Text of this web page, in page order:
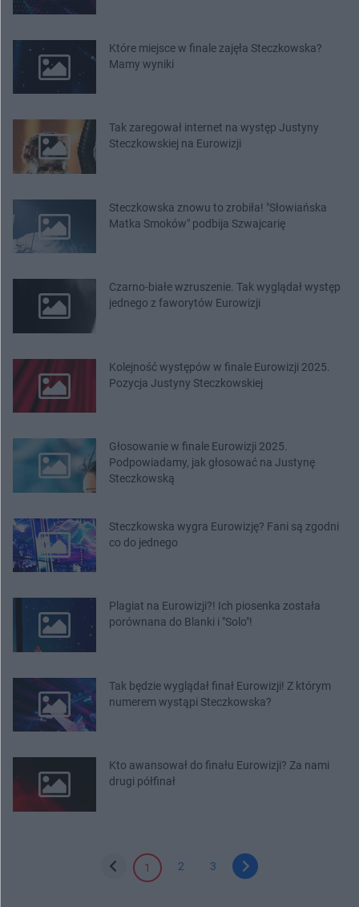
Które miejsce w finale zajęła Steczkowska?
Mamy wyniki
Tak zaregował internet na występ Justyny
Steczkowskiej na Eurowizji
Steczkowska znowu to zrobiła! "Słowiańska
Matka Smoków" podbija Szwajcarię
Czarno-białe wzruszenie. Tak wyglądał występ
jednego z faworytów Eurowizji
Kolejność występów w finale Eurowizji 2025.
Pozycja Justyny Steczkowskiej
Głosowanie w finale Eurowizji 2025.
Podpowiadamy, jak głosować na Justynę
Steczkowską
Steczkowska wygra Eurowizję? Fani są zgodni
co do jednego
Plagiat na Eurowizji?! Ich piosenka została
porównana do Blanki i "Solo"!
Tak będzie wyglądał finał Eurowizji! Z którym
numerem wystąpi Steczkowska?
Kto awansował do finału Eurowizji? Za nami
drugi półfinał
1 2 3